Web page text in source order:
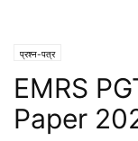
प्रश्न-पत्र
EMRS
Paper